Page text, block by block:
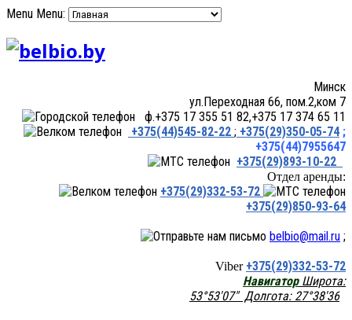
Menu Menu:
Минск
ул.Переходная 66, пом.2,ком 7
ф.+375 17 355 51 82,+375 17 374 65 11
+375(44)545-82-22 ; +375(29)350-05-74 ;
+375(44)7955647
+375(29)893-10-22
Отдел аренды:
+375(29)332-53-72
+375(29)850-93-64
belbio@mail.ru ;
Viber +375(29)332-53-72
НавигаторШирота:
53°53'07" Долгота: 27°38'36